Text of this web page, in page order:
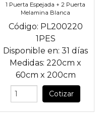
1 Puerta Espejada + 2 Puerta
Melamina Blanca
Código: PL200220
1PES
Disponible en: 31 días
Medidas: 220cm x
60cm x 200cm
Cotizar